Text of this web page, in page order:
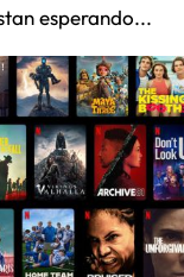
esperando...